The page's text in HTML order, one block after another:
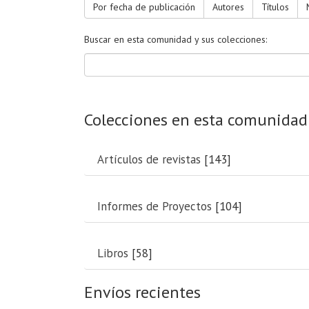
Por fecha de publicación Autores Títulos
Buscar en esta comunidad y sus colecciones:
Colecciones en esta comunidad
Artículos de revistas [143]
Informes de Proyectos [104]
Libros [58]
Envíos recientes